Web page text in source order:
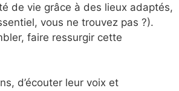
de vie grâce à des lieux adaptés,
vous ne trouvez pas ?).
faire ressurgir cette
d’écouter leur voix et